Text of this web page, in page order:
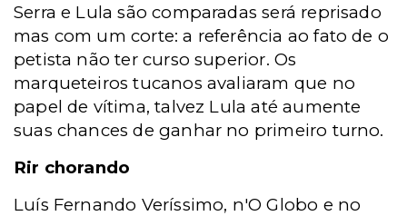
Serra e Lula são comparadas será reprisado
mas com um corte: a referência ao fato de o
petista não ter curso superior. Os
marqueteiros tucanos avaliaram que no
papel de vítima, talvez Lula até aumente
suas chances de ganhar no primeiro turno.
Rir chorando
Luís Fernando Veríssimo, n'O Globo e no